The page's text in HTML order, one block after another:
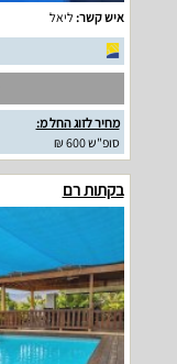
איש קשר:ליאל
מחיר לזוג החל מ:
סופ"ש 600 ₪
בקתות רם